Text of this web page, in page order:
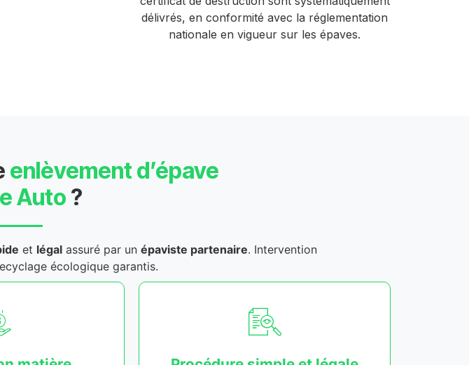
délivrés, en conformité avec la réglementation
nationale en vigueur sur les épaves.
enlèvement d’épave
Auto ?
et légal assuré par un épaviste partenaire. Intervention
écologique garantis.